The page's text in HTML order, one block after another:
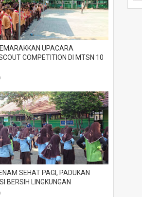
UPACARA
COMPETITION DI MTSN 10
SEHAT PAGI, PADUKAN
BERSIH LINGKUNGAN